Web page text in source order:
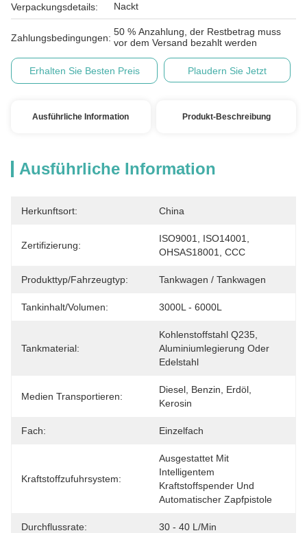
Verpackungsdetails: Nackt
Zahlungsbedingungen:
50 % Anzahlung, der Restbetrag muss
vor dem Versand bezahlt werden
Erhalten Sie Besten Preis Plaudern Sie Jetzt
Ausführliche Information Produkt-Beschreibung
Ausführliche Information
Herkunftsort: China
Zertifizierung:
ISO9001, ISO14001,
OHSAS18001, CCC
Produkttyp/Fahrzeugtyp: Tankwagen / Tankwagen
Tankinhalt/Volumen: 3000L - 6000L
Tankmaterial:
Kohlenstoffstahl Q235,
Aluminiumlegierung Oder
Edelstahl
Medien Transportieren:
Diesel, Benzin, Erdöl,
Kerosin
Fach: Einzelfach
Kraftstoffzufuhrsystem:
Ausgestattet Mit
Intelligentem
Kraftstoffspender Und
Automatischer Zapfpistole
Durchflussrate: 30 - 40 L/min